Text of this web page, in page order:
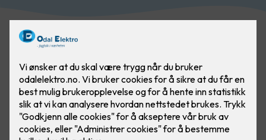
Behov for elektriker - samarbeidspartner?
Når du trenger elektriker og/eller samarbeidspartner, er vi
aldri langt unna. Vi er raske til å mobilisere og klare til å
levere høy kvalitet – hver eneste gang.
Med lokal tilstedeværelse og rask responstid dekker vi hele
Odalen, Kongsvingerregionen, Hamarregionen og Øvre
Romerike.